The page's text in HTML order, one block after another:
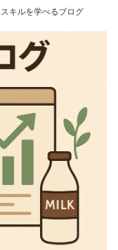
キルを学べるブログ